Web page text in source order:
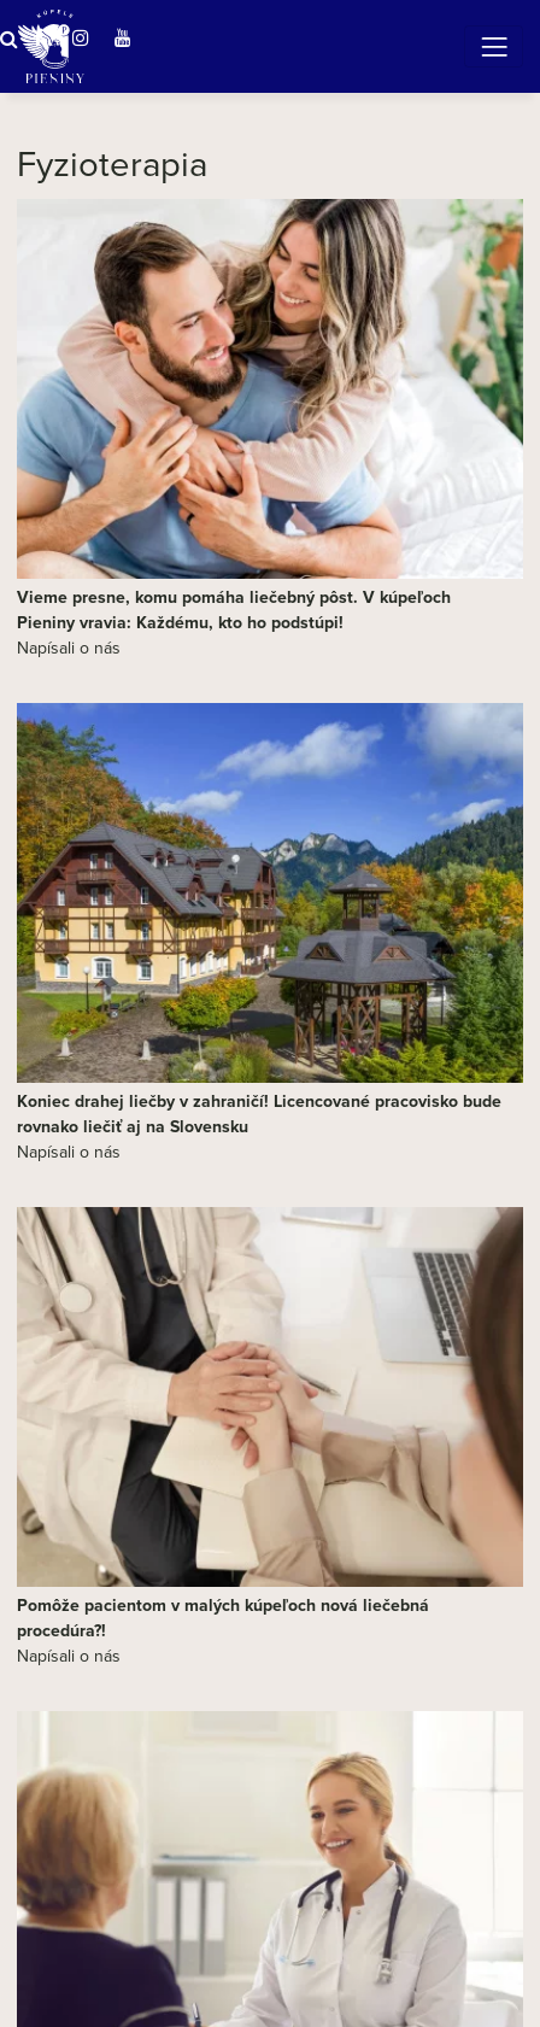
Zázračná voda v Pieninách
Fyzioterapia
Vieme presne, komu pomáha liečebný pôst. V kúpeľoch
Pieniny vravia: Každému, kto ho podstúpi!
Napísali o nás
Koniec drahej liečby v zahraničí! Licencované pracovisko bude
rovnako liečiť aj na Slovensku
Napísali o nás
Pomôže pacientom v malých kúpeľoch nová liečebná
procedúra?!
Napísali o nás